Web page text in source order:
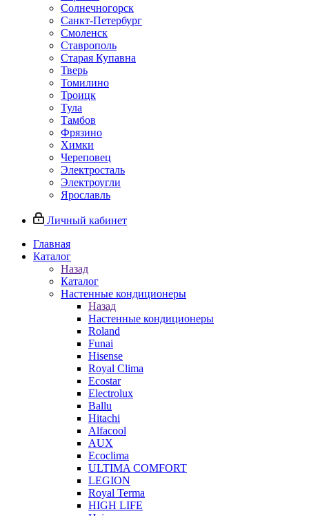
Солнечногорск
Санкт-Петербург
Смоленск
Ставрополь
Старая Купавна
Тверь
Томилино
Троицк
Тула
Тамбов
Фрязино
Химки
Череповец
Электросталь
Электроугли
Ярославль
Личный кабинет
Главная
Каталог
Назад
Каталог
Настенные кондиционеры
Назад
Настенные кондиционеры
Roland
Funai
Hisense
Royal Clima
Ecostar
Electrolux
Ballu
Hitachi
Alfacool
AUX
Ecoclima
ULTIMA COMFORT
LEGION
Royal Terma
HIGH LIFE